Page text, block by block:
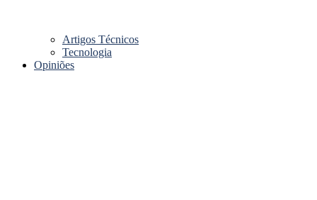
Artigos Técnicos
Tecnologia
Opiniões